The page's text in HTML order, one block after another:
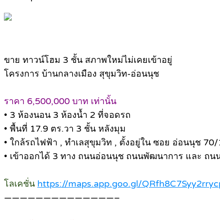
ขาย ทาวน์โฮม 3 ชั้น สภาพใหม่ไม่เคยเข้าอยู่
โครงการ บ้านกลางเมือง สุขุมวิท-อ่อนนุช
ราคา 6,500,000 บาท เท่านั้น
• 3 ห้องนอน 3 ห้องน้ำ 2 ที่จอดรถ
• พื้นที่ 17.9 ตร.วา 3 ชั้น หลังมุม
• ใกล้รถไฟฟ้า , ทำเลสุขุมวิท , ตั้งอยู่ใน ซอย อ่อนนุช 70/
• เข้าออกได้ 3 ทาง ถนนอ่อนนุช ถนนพัฒนาการ และ ถน
โลเคชั่น https://maps.app.goo.gl/
——————————————–